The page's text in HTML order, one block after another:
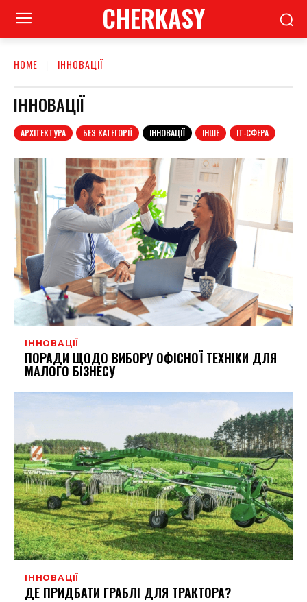
CHERKASY
HOME ІННОВАЦІЇ
ІННОВАЦІЇ
АРХІТЕКТУРА БЕЗ КАТЕГОРІЇ ІННОВАЦІЇ ІНШЕ ІТ-СФЕРА
ІННОВАЦІЇ
ПОРАДИ ЩОДО ВИБОРУ ОФІСНОЇ ТЕХНІКИ ДЛЯ
МАЛОГО БІЗНЕСУ
ІННОВАЦІЇ
ДЕ ПРИДБАТИ ГРАБЛІ ДЛЯ ТРАКТОРА?